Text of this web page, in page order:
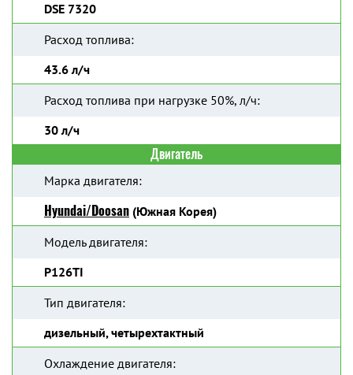
DSE 7320
Расход топлива:
43.6 л/ч
Расход топлива при нагрузке 50%, л/ч:
30 л/ч
Двигатель
Марка двигателя:
Hyundai/Doosan (Южная Корея)
Модель двигателя:
P126TI
Тип двигателя:
дизельный, четырехтактный
Охлаждение двигателя: